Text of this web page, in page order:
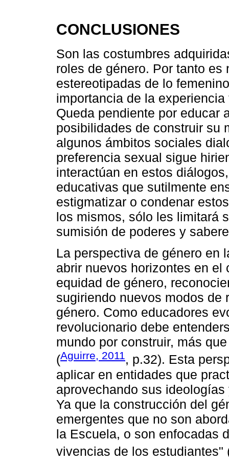
CONCLUSIONES
Son las costumbres
roles de género. Por tanto
estereotipadas de lo
importancia de la
Queda pendiente por educar
posibilidades de construir su
algunos ámbitos sociales
preferencia sexual sigue
interactúan en estos
educativas que sutilmente
estigmatizar o condenar
los mismos, sólo les limitará
sumisión de poderes y
La perspectiva de género en
abrir nuevos horizontes en
equidad de género,
sugiriendo nuevos modos de
género. Como educadores
revolucionario debe
mundo por construir, más
(Aguirre, 2011, p.32). Esta
aplicar en entidades que
aprovechando sus
Ya que la construcción del
emergentes que no son
la Escuela, o son enfocadas
vivencias de los estudiantes"